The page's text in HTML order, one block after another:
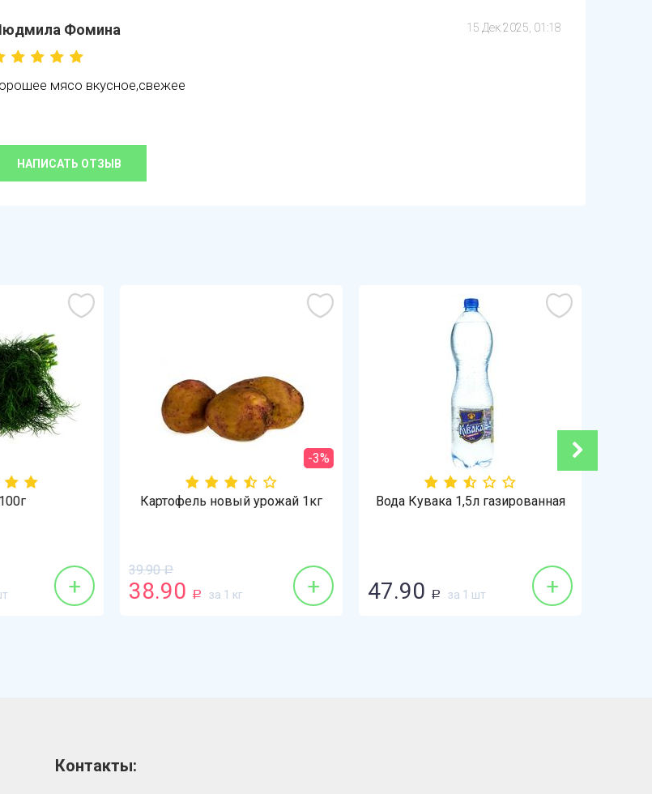
Фомина 15 Дек 2025, 01:18
мясо вкусное,свежее
НАПИСАТЬ ОТЗЫВ
+
-3%
Картофель новый урожай 1кг
39.90 Р
38.90 Р за 1 кг +
Вода Кувака 1,5л газированная
47.90 Р за 1 шт +
Контакты: